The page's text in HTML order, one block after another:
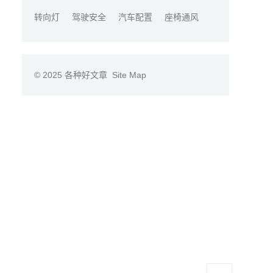
转向灯 驾驶安全 汽车配置 座椅通风
© 2025 各种好文章 Site Map